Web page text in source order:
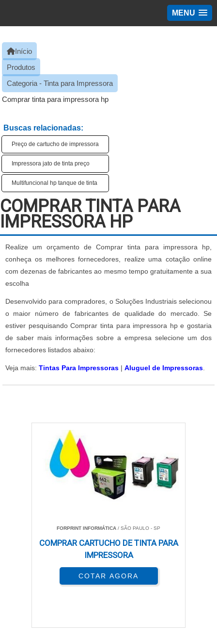
MENU
Início
Produtos
Categoria - Tinta para Impressora
Comprar tinta para impressora hp
Buscas relacionadas:
Preço de cartucho de impressora
Impressora jato de tinta preço
Multifuncional hp tanque de tinta
COMPRAR TINTA PARA
IMPRESSORA HP
Realize um orçamento de Comprar tinta para impressora hp,
conheça os melhores fornecedores, realize uma cotação online
com dezenas de fabricantes ao mesmo tempo gratuitamente a sua
escolha
Desenvolvido para compradores, o Soluções Industriais selecionou
o maior número de fabricantes de qualidade do mercado. Se
estiver pesquisando Comprar tinta para impressora hp e gostaria
de saber mais informações sobre a empresa selecione um dos
fornecedores listados abaixo:
Veja mais: Tintas Para Impressoras | Aluguel de Impressoras
FORPRINT INFORMÁTICA / SÃO PAULO - SP
COMPRAR CARTUCHO DE TINTA PARA
IMPRESSORA
COTAR AGORA